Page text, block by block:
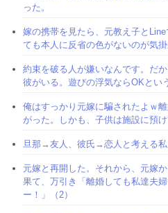
った。
嫁の携帯を見たら、元教え子と
ても本人に反省の色がないのが気掛
約束を破る人が嫌いなんです。だ
彼がいる。遊びの浮気ならOKとい
俺はすっかり元嫁に騙されたよｗ
がった。しかも、子供は施設に預
旦那→友人、彼氏→恋人と考える私
元嫁と再開した。それから、元嫁
果て、万引き「離婚しても私達夫
ー！」（2）